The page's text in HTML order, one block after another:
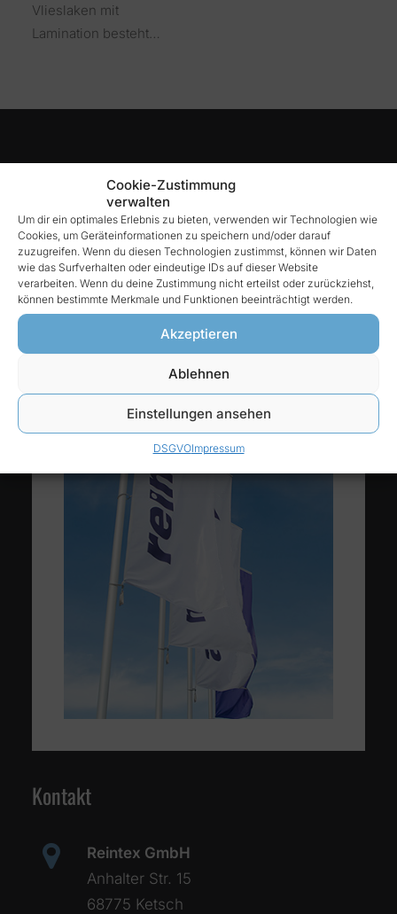
Cookie-Zustimmung
verwalten
Um dir ein optimales Erlebnis zu bieten, verwenden wir Technologien wie
Cookies, um Geräteinformationen zu speichern und/oder darauf
zuzugreifen. Wenn du diesen Technologien zustimmst, können wir Daten
wie das Surfverhalten oder eindeutige IDs auf dieser Website
verarbeiten. Wenn du deine Zustimmung nicht erteilst oder zurückziehst,
können bestimmte Merkmale und Funktionen beeinträchtigt werden.
Akzeptieren
Ablehnen
Einstellungen ansehen
DSGVOImpressum
Vlieslaken mit
Lamination besteht…
Kontakt
Reintex GmbH
Anhalter Str. 15
68775 Ketsch